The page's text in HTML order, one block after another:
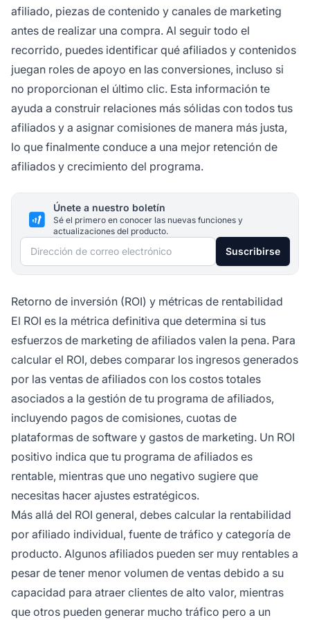
afiliado, piezas de contenido y canales de marketing
antes de realizar una compra. Al seguir todo el
recorrido, puedes identificar qué afiliados y contenidos
juegan roles de apoyo en las conversiones, incluso si
no proporcionan el último clic. Esta información te
ayuda a construir relaciones más sólidas con todos tus
afiliados y a asignar comisiones de manera más justa,
lo que finalmente conduce a una mejor retención de
afiliados y crecimiento del programa.
Únete a nuestro boletín
Sé el primero en conocer las nuevas funciones y
actualizaciones del producto.
Dirección de correo electrónico Suscribirse
Retorno de inversión (ROI) y métricas de rentabilidad
El ROI es la métrica definitiva que determina si tus
esfuerzos de marketing de afiliados valen la pena. Para
calcular el ROI, debes comparar los ingresos generados
por las ventas de afiliados con los costos totales
asociados a la gestión de tu programa de afiliados,
incluyendo pagos de comisiones, cuotas de
plataformas de software y gastos de marketing. Un ROI
positivo indica que tu programa de afiliados es
rentable, mientras que uno negativo sugiere que
necesitas hacer ajustes estratégicos.
Más allá del ROI general, debes calcular la rentabilidad
por afiliado individual, fuente de tráfico y categoría de
producto. Algunos afiliados pueden ser muy rentables a
pesar de tener menor volumen de ventas debido a su
capacidad para atraer clientes de alto valor, mientras
que otros pueden generar mucho tráfico pero a un